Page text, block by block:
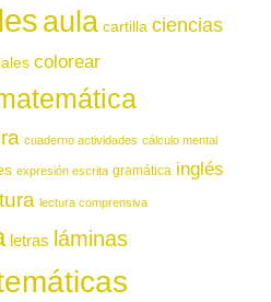
aula cartilla ciencias
colorear
cuaderno actividades cálculo mental
expresión escrita gramática inglés
lectura comprensiva
letras láminas